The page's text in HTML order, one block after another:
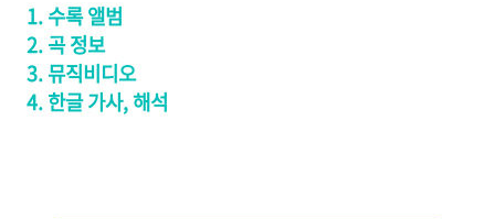
1. 수록 앨범
2. 곡 정보
3. 뮤직비디오
4. 한글 가사, 해석